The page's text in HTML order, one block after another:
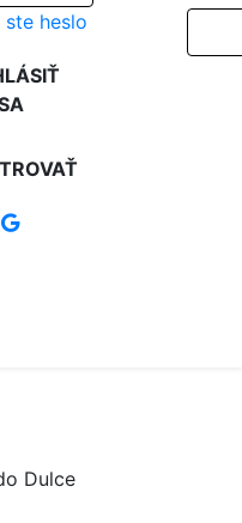
ste heslo
Dulce